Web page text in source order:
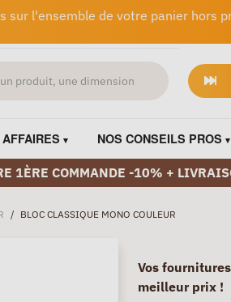
sur l'ensemble de votre panier hors
NOS CONSEILS PROS
1ÈRE COMMANDE -10% +
/ BLOC CLASSIQUE MONO COULEUR
Vos
meilleur prix !